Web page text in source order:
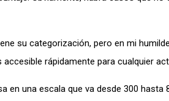
su categorización, pero en mi
rápidamente para cualquier
en una escala que va desde 300